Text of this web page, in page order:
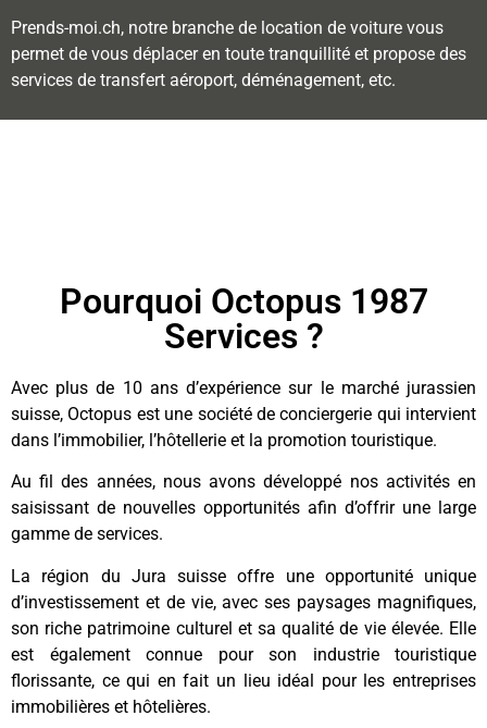
Prends-moi.ch, notre branche de location de voiture vous
permet de vous déplacer en toute tranquillité et propose des
services de transfert aéroport, déménagement, etc.
Pourquoi Octopus 1987
Services ?
Avec plus de 10 ans d’expérience sur le marché jurassien
suisse, Octopus est une société de conciergerie qui intervient
dans l’immobilier, l’hôtellerie et la promotion touristique.
Au fil des années, nous avons développé nos activités en
saisissant de nouvelles opportunités afin d’offrir une large
gamme de services.
La région du Jura suisse offre une opportunité unique
d’investissement et de vie, avec ses paysages magnifiques,
son riche patrimoine culturel et sa qualité de vie élevée. Elle
est également connue pour son industrie touristique
florissante, ce qui en fait un lieu idéal pour les entreprises
immobilières et hôtelières.